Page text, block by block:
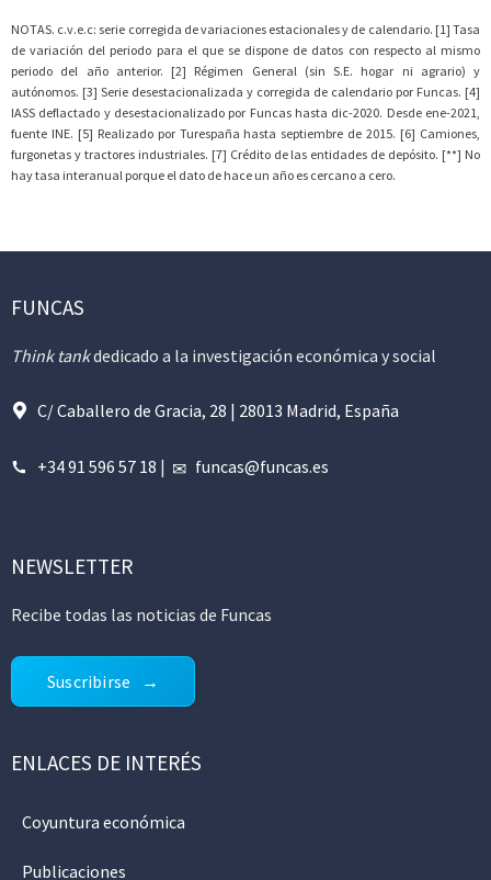
NOTAS. c.v.e.c: serie corregida de variaciones estacionales y de calendario. [1] Tasa
de variación del periodo para el que se dispone de datos con respecto al mismo
periodo del año anterior. [2] Régimen General (sin S.E. hogar ni agrario) y
autónomos. [3] Serie desestacionalizada y corregida de calendario por Funcas. [4]
IASS deflactado y desestacionalizado por Funcas hasta dic-2020. Desde ene-2021,
fuente INE. [5] Realizado por Turespaña hasta septiembre de 2015. [6] Camiones,
furgonetas y tractores industriales. [7] Crédito de las entidades de depósito. [**] No
hay tasa interanual porque el dato de hace un año es cercano a cero.
FUNCAS
Think tankdedicado a la investigación económica y social
C/ Caballero de Gracia, 28 | 28013 Madrid, España
+34 91 596 57 18 | funcas@funcas.es
NEWSLETTER
Recibe todas las noticias de Funcas
Suscribirse
ENLACES DE INTERÉS
Coyuntura económica
Publicaciones